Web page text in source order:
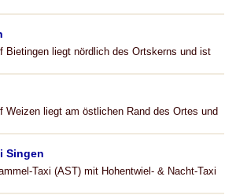
Bietingen liegt nördlich des Ortskerns und ist
Weizen liegt am östlichen Rand des Ortes und
Singen
Taxi (AST) mit Hohentwiel- & Nacht-Taxi